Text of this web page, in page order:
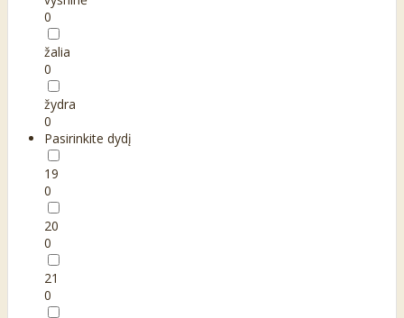
0
žalia
0
žydra
0
Pasirinkite dydį
19
0
20
0
21
0